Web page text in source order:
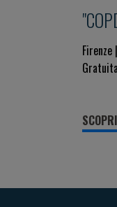
Gratuita